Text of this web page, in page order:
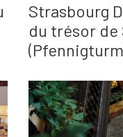
Strasbourg
du trésor de